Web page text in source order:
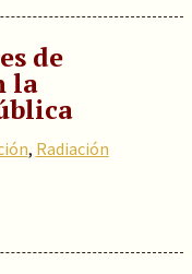
de
la
, Radiación